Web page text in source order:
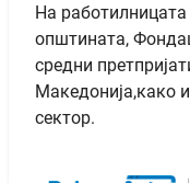
На
општината,
средни
Македонија,како
сектор.